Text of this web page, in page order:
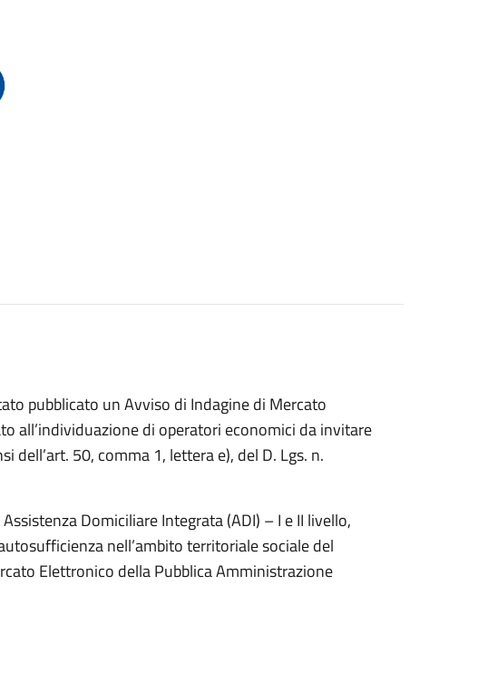
pubblicato un Avviso di Indagine di Mercato
all’individuazione di operatori economici da invitare
dell’art. 50, comma 1, lettera e), del D. Lgs. n.
Domiciliare Integrata (ADI) – I e II livello,
nell’ambito territoriale sociale del
Elettronico della Pubblica Amministrazione